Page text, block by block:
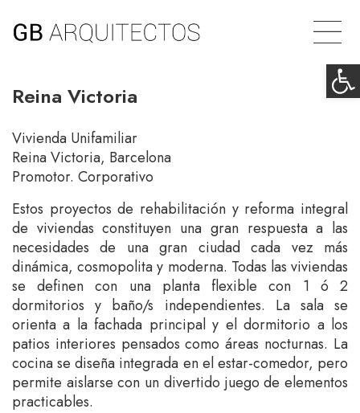
Reina Victoria
Vivienda Unifamiliar
Reina Victoria, Barcelona
Promotor. Corporativo
Estos proyectos de rehabilitación y reforma integral
de viviendas constituyen una gran respuesta a las
necesidades de una gran ciudad cada vez más
dinámica, cosmopolita y moderna. Todas las viviendas
se definen con una planta flexible con 1 ó 2
dormitorios y baño/s independientes. La sala se
orienta a la fachada principal y el dormitorio a los
patios interiores pensados como áreas nocturnas. La
cocina se diseña integrada en el estar-comedor, pero
permite aislarse con un divertido juego de elementos
practicables.